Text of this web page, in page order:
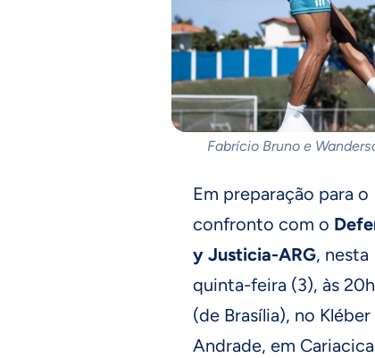
Fabrício Bruno e
Em preparação para o
confronto com o
y Justicia-ARG, nesta
quinta-feira (3), às 20h
(de Brasília), no Kléber
Andrade, em